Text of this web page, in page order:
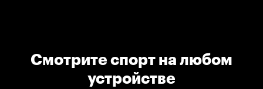
Смотрите спорт на любом
устройстве